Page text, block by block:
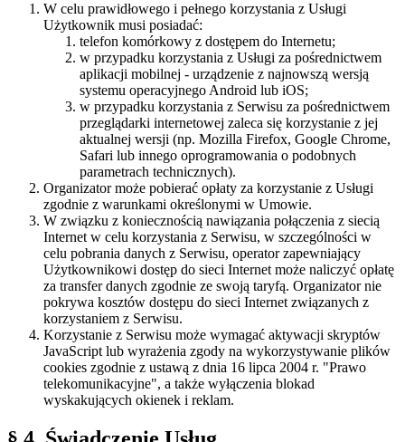
W celu prawidłowego i pełnego korzystania z Usługi
Użytkownik musi posiadać:
telefon komórkowy z dostępem do Internetu;
w przypadku korzystania z Usługi za pośrednictwem
aplikacji mobilnej - urządzenie z najnowszą wersją
systemu operacyjnego Android lub iOS;
w przypadku korzystania z Serwisu za pośrednictwem
przeglądarki internetowej zaleca się korzystanie z jej
aktualnej wersji (np. Mozilla Firefox, Google Chrome,
Safari lub innego oprogramowania o podobnych
parametrach technicznych).
Organizator może pobierać opłaty za korzystanie z Usługi
zgodnie z warunkami określonymi w Umowie.
W związku z koniecznością nawiązania połączenia z siecią
Internet w celu korzystania z Serwisu, w szczególności w
celu pobrania danych z Serwisu, operator zapewniający
Użytkownikowi dostęp do sieci Internet może naliczyć opłatę
za transfer danych zgodnie ze swoją taryfą. Organizator nie
pokrywa kosztów dostępu do sieci Internet związanych z
korzystaniem z Serwisu.
Korzystanie z Serwisu może wymagać aktywacji skryptów
JavaScript lub wyrażenia zgody na wykorzystywanie plików
cookies zgodnie z ustawą z dnia 16 lipca 2004 r. "Prawo
telekomunikacyjne", a także wyłączenia blokad
wyskakujących okienek i reklam.